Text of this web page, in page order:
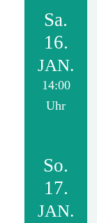
Sa.
16.
JAN.
14:00
Uhr
So.
17.
JAN.